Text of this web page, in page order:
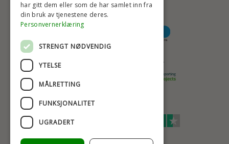
BETALINGSALTERNATIVER
TRYGG OG SIKKER NETTHANDEL
TRUSTSCORE 4,7
har gitt dem eller som de har samlet inn fra
din bruk av tjenestene deres.
Personvernerklæring
STRENGT NØDVENDIG
YTELSE
MÅLRETTING
FUNKSJONALITET
UGRADERT